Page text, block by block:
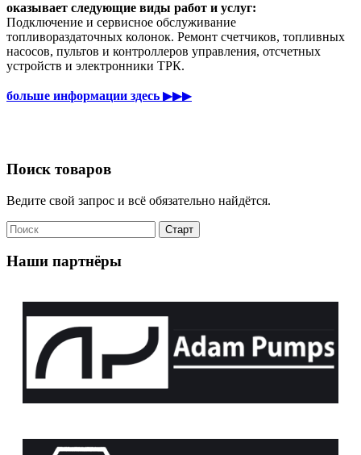
оказывает следующие виды работ и услуг:
Подключение и сервисное обслуживание
топливораздаточных колонок. Ремонт счетчиков, топливных
насосов, пультов и контроллеров управления, отсчетных
устройств и электронники ТРК.
больше информации здесь ▶▶▶
Поиск товаров
Ведите свой запрос и всё обязательно найдётся.
Наши партнёры